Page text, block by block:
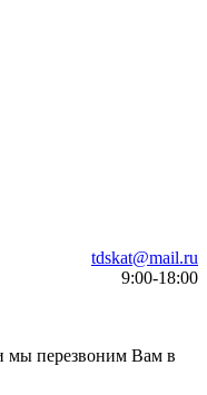
tdskat@mail.ru
9:00-18:00
мы перезвоним Вам в